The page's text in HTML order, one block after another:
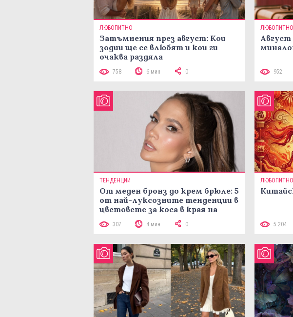
ЛЮБОПИТНО
Затъмнения през август: Кои
зодии ще се влюбят и кои ги
очаква раздяла
758 6 мин 0
ЛЮБОПИТНО
Август
952
ТЕНДЕНЦИИ
От меден бронз до крем брюле: 5
от най-луксозните тенденции в
цветовете за коса в края на
307 4 мин 0
ЛЮБОПИТНО
5 204